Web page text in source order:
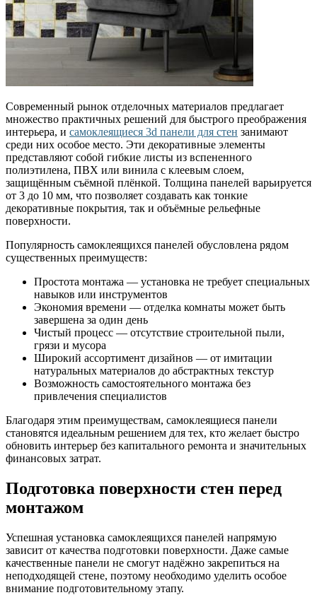
Современный рынок отделочных материалов предлагает
множество практичных решений для быстрого преображения
интерьера, и самоклеящиеся 3d панели для стен занимают
среди них особое место. Эти декоративные элементы
представляют собой гибкие листы из вспененного
полиэтилена, ПВХ или винила с клеевым слоем,
защищённым съёмной плёнкой. Толщина панелей варьируется
от 3 до 10 мм, что позволяет создавать как тонкие
декоративные покрытия, так и объёмные рельефные
поверхности.
Популярность самоклеящихся панелей обусловлена рядом
существенных преимуществ:
Простота монтажа — установка не требует специальных
навыков или инструментов
Экономия времени — отделка комнаты может быть
завершена за один день
Чистый процесс — отсутствие строительной пыли,
грязи и мусора
Широкий ассортимент дизайнов — от имитации
натуральных материалов до абстрактных текстур
Возможность самостоятельного монтажа без
привлечения специалистов
Благодаря этим преимуществам, самоклеящиеся панели
становятся идеальным решением для тех, кто желает быстро
обновить интерьер без капитального ремонта и значительных
финансовых затрат.
Подготовка поверхности стен перед
монтажом
Успешная установка самоклеящихся панелей напрямую
зависит от качества подготовки поверхности. Даже самые
качественные панели не смогут надёжно закрепиться на
неподходящей стене, поэтому необходимо уделить особое
внимание подготовительному этапу.